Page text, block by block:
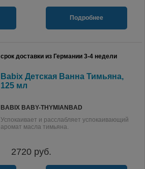
Подробнее
срок доставки из Германии 3-4 недели
Babix Детская Ванна Тимьяна,
125 мл
BABIX BABY-THYMIANBAD
Успокаивает и расслабляет успокаивающий
аромат масла тимьяна.
2720руб.